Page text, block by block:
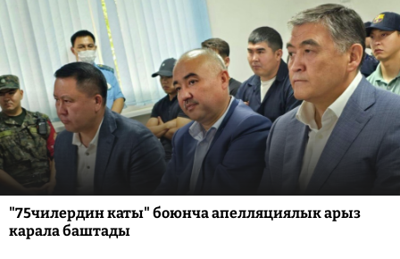
"75чилердин каты" боюнча апелляциялык арыз
карала баштады